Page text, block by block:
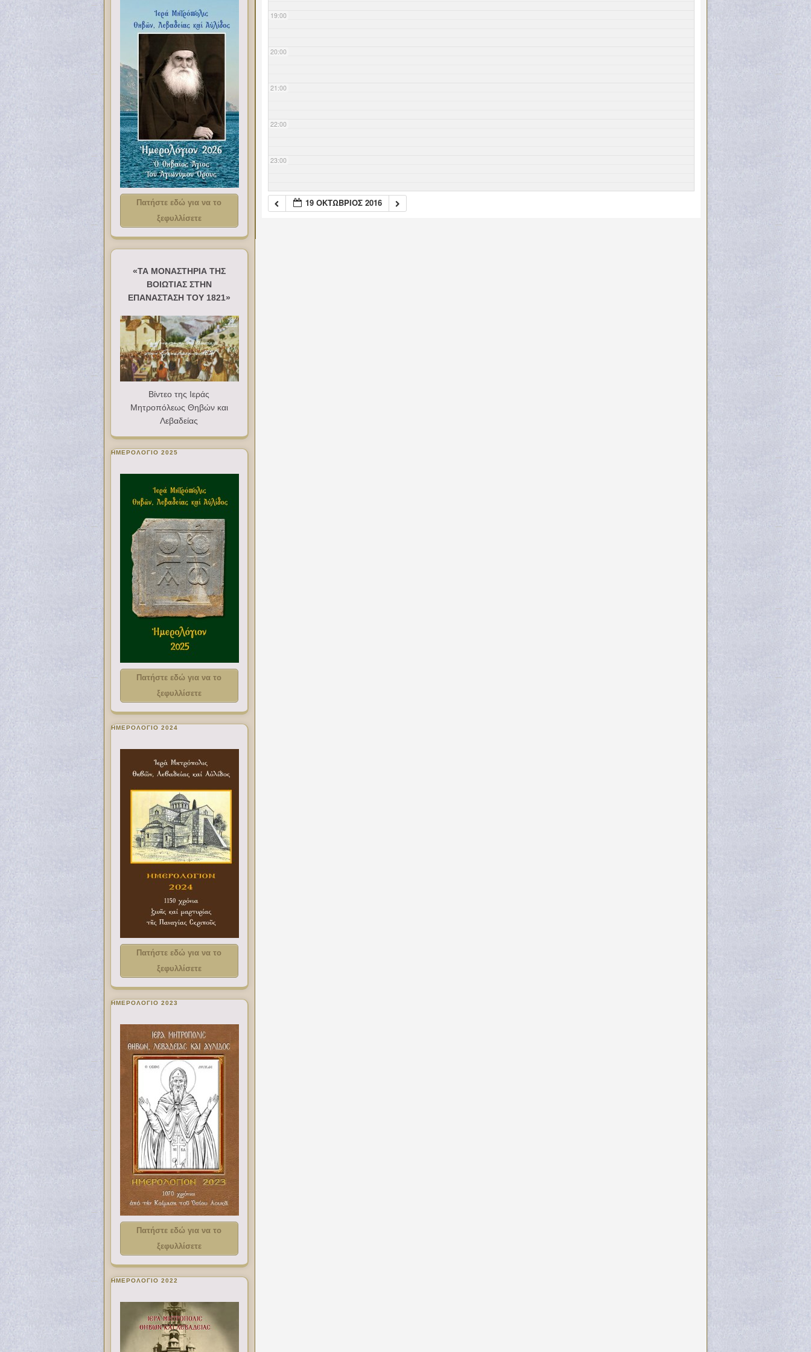
19:00
20:00
21:00
22:00
23:00
19 ΟΚΤΏΒΡΙΟΣ 2016
Πατήστε εδώ για να το
ξεφυλλίσετε
«ΤΑ ΜΟΝΑΣΤΗΡΙΑ ΤΗΣ
ΒΟΙΩΤΙΑΣ ΣΤΗΝ
ΕΠΑΝΑΣΤΑΣΗ ΤΟΥ 1821»
Βίντεο της Ιεράς
Μητροπόλεως Θηβών και
Λεβαδείας
ΗΜΕΡΟΛΟΓΙΟ 2025
Πατήστε εδώ για να το
ξεφυλλίσετε
ΗΜΕΡΟΛΟΓΙΟ 2024
Πατήστε εδώ για να το
ξεφυλλίσετε
ΗΜΕΡΟΛΟΓΙΟ 2023
Πατήστε εδώ για να το
ξεφυλλίσετε
ΗΜΕΡΟΛΟΓΙΟ 2022